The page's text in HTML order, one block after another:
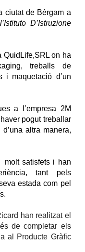
ciutat de Bèrgam a
l’Istituto D’Istruzione
QuidLife,SRL on ha
treballs de
i maquetació d’un
a l’empresa 2M
pogut treballar
altra manera,
molt satisfets i han
tant pels
estada com pel
han realitzat el
de completar els
al Producte Gràfic